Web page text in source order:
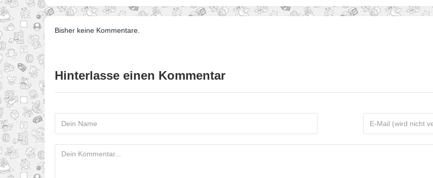
Bisher keine Kommentare.
Hinterlasse einen Kommentar